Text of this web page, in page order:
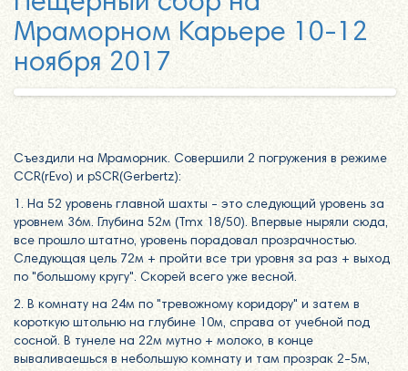
Мраморном Карьере 10-12
ноября 2017
Съездили на Мраморник. Совершили 2 погружения в режиме
CCR(rEvo) и pSCR(Gerbertz):
1. На 52 уровень главной шахты - это следующий уровень за
уровнем 36м. Глубина 52м (Tmx 18/50). Впервые ныряли сюда,
все прошло штатно, уровень порадовал прозрачностью.
Следующая цель 72м + пройти все три уровня за раз + выход
по "большому кругу". Скорей всего уже весной.
2. В комнату на 24м по "тревожному коридору" и затем в
короткую штольню на глубине 10м, справа от учебной под
сосной. В тунеле на 22м мутно + молоко, в конце
вываливаешься в небольшую комнату и там прозрак 2-5м,